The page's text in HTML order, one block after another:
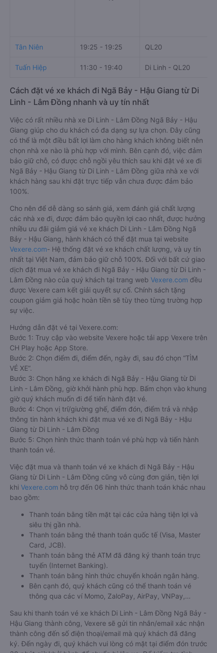
Tân Niên 19:25 - 19:25 QL20
Tuấn Hiệp 11:30 - 19:40 Di Linh - QL20
Cách đặt vé xe khách đi Ngã Bảy - Hậu Giang từ Di
Linh - Lâm Đồng nhanh và uy tín nhất
Việc có rất nhiều nhà xe Di Linh - Lâm Đồng Ngã Bảy - Hậu
Giang giúp cho du khách có đa dạng sự lựa chọn. Đây cũng
có thể là một điều bất lợi làm cho hàng khách không biết nên
chọn nhà xe nào là phù hợp với mình. Bên cạnh đó, việc đảm
bảo giữ chỗ, có được chỗ ngồi yêu thích sau khi đặt vé xe đi
Ngã Bảy - Hậu Giang từ Di Linh - Lâm Đồng giữa nhà xe với
khách hàng sau khi đặt trực tiếp vẫn chưa được đảm bảo
100%.
Cho nên để dễ dàng so sánh giá, xem đánh giá chất lượng
các nhà xe đi, được đảm bảo quyền lợi cao nhất, được hưởng
nhiều ưu đãi giảm giá vé xe khách Di Linh - Lâm Đồng Ngã
Bảy - Hậu Giang, hành khách có thể đặt mua tại website
Vexere.com- Hệ thống đặt vé xe khách chất lượng, và uy tín
nhất tại Việt Nam, đảm bảo giữ chỗ 100%. Đối với bất cứ giao
dịch đặt mua vé xe khách đi Ngã Bảy - Hậu Giang từ Di Linh -
Lâm Đồng nào của quý khách tại trang web Vexere.com đều
được Vexere cam kết giải quyết sự cố. Chính sách tặng
coupon giảm giá hoặc hoàn tiền sẽ tùy theo từng trường hợp
sự việc.
Hướng dẫn đặt vé tại Vexere.com:
Bước 1: Truy cập vào website Vexere hoặc tải app Vexere trên
CH Play hoặc App Store.
Bước 2: Chọn điểm đi, điểm đến, ngày đi, sau đó chọn “TÌM
VÉ XE”.
Bước 3: Chọn hãng xe khách đi Ngã Bảy - Hậu Giang từ Di
Linh - Lâm Đồng, giờ khởi hành phù hợp. Bấm chọn vào khung
giờ quý khách muốn đi để tiến hành đặt vé.
Bước 4: Chọn vị trí/giường ghế, điểm đón, điểm trả và nhập
thông tin hành khách khi đặt mua vé xe đi Ngã Bảy - Hậu
Giang từ Di Linh - Lâm Đồng
Bước 5: Chọn hình thức thanh toán vé phù hợp và tiến hành
thanh toán vé.
Việc đặt mua và thanh toán vé xe khách đi Ngã Bảy - Hậu
Giang từ Di Linh - Lâm Đồng cũng vô cùng đơn giản, tiện lợi
khi Vexere.com hỗ trợ đến 06 hình thức thanh toán khác nhau
bao gồm:
Thanh toán bằng tiền mặt tại các cửa hàng tiện lợi và
siêu thị gần nhà.
Thanh toán bằng thẻ thanh toán quốc tế (Visa, Master
Card, JCB).
Thanh toán bằng thẻ ATM đã đăng ký thanh toán trực
tuyến (Internet Banking).
Thanh toán bằng hình thức chuyển khoản ngân hàng.
Bên cạnh đó, quý khách cũng có thể thanh toán vé
thông qua các ví Momo, ZaloPay, AirPay, VNPay,…
Sau khi thanh toán vé xe khách Di Linh - Lâm Đồng Ngã Bảy -
Hậu Giang thành công, Vexere sẽ gửi tin nhắn/email xác nhận
thành công đến số điện thoại/email mà quý khách đã đăng
ký. Đến ngày đi, quý khách vui lòng có mặt tại điểm đón trước